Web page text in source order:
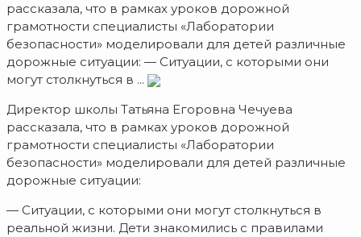
рассказала, что в рамках уроков дорожной
грамотности специалисты «Лаборатории
безопасности» моделировали для детей различные
дорожные ситуации: — Ситуации, с которыми они
могут столкнуться в ...
Директор школы Татьяна Егоровна Чечуева
рассказала, что в рамках уроков дорожной
грамотности специалисты «Лаборатории
безопасности» моделировали для детей различные
дорожные ситуации:
— Ситуации, с которыми они могут столкнуться в
реальной жизни. Дети знакомились с правилами